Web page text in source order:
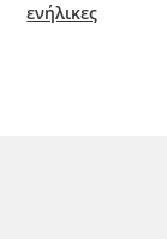
ενήλικες